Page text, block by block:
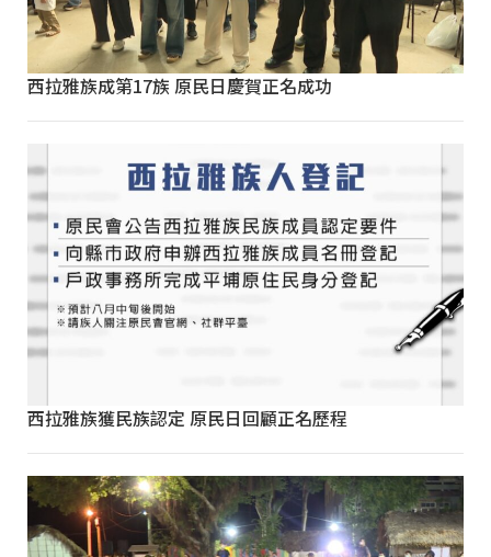
西拉雅族成第17族 原民日慶賀正名成功
西拉雅族獲民族認定 原民日回顧正名歷程